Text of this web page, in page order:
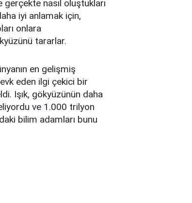
nasıl oluştukları
iyi anlamak için,
onlara
tararlar.
en gelişmiş
eden ilgi çekici bir
Işık, gökyüzünün daha
ve 1.000 trilyon
bilim adamları bunu